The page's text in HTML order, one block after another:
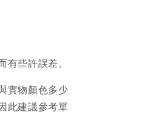
有些許誤差。
實物顏色多少
此建議參考單